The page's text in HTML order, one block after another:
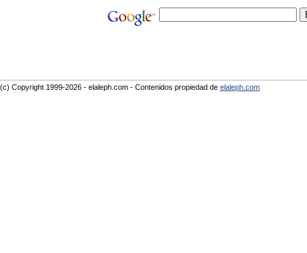
(c) Copyright 1999-2026 - elaleph.com - Contenidos propiedad de elaleph.com